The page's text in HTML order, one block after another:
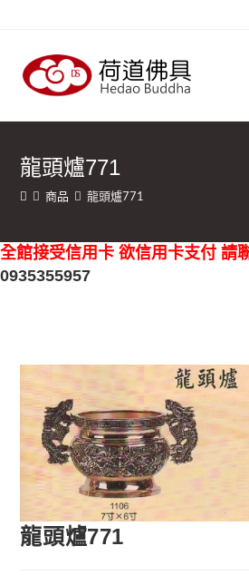
龍頭爐771
商品 龍頭爐771
全館接受信用卡 欲信用卡支付 請
0935355957
龍頭爐771